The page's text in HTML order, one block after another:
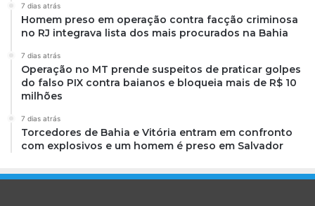
7 dias atrás
Homem preso em operação contra facção criminosa
no RJ integrava lista dos mais procurados na Bahia
7 dias atrás
Operação no MT prende suspeitos de praticar golpes
do falso PIX contra baianos e bloqueia mais de R$ 10
milhões
7 dias atrás
Torcedores de Bahia e Vitória entram em confronto
com explosivos e um homem é preso em Salvador